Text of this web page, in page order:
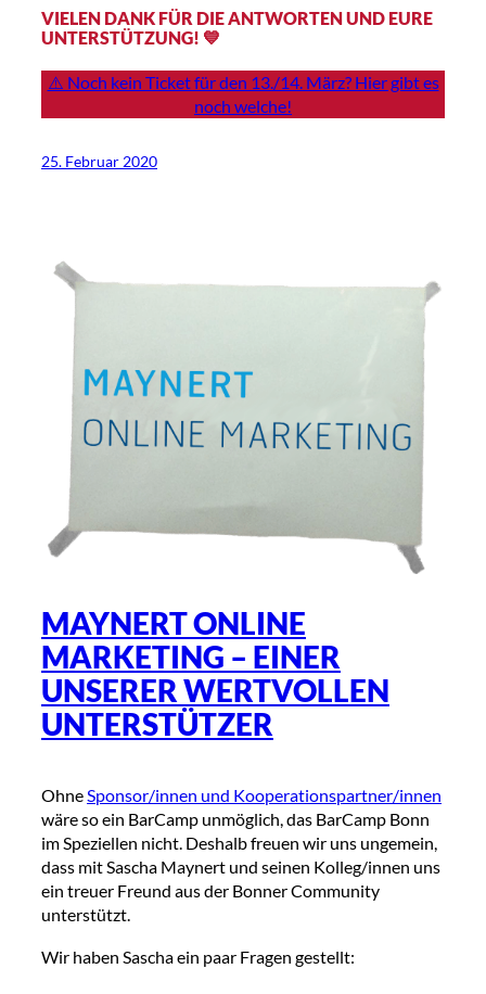
VIELEN DANK FÜR DIE ANTWORTEN UND EURE
UNTERSTÜTZUNG! 💙
⚠️ Noch kein Ticket für den 13./14. März? Hier gibt es
noch welche!
25. Februar 2020
MAYNERT ONLINE
MARKETING – EINER
UNSERER WERTVOLLEN
UNTERSTÜTZER
OhneSponsor/innen und Kooperationspartner/innen
wäre so ein BarCamp unmöglich, das BarCamp Bonn
im Speziellen nicht. Deshalb freuen wir uns ungemein,
dass mit Sascha Maynert und seinen Kolleg/innen uns
ein treuer Freund aus der Bonner Community
unterstützt.
Wir haben Sascha ein paar Fragen gestellt: